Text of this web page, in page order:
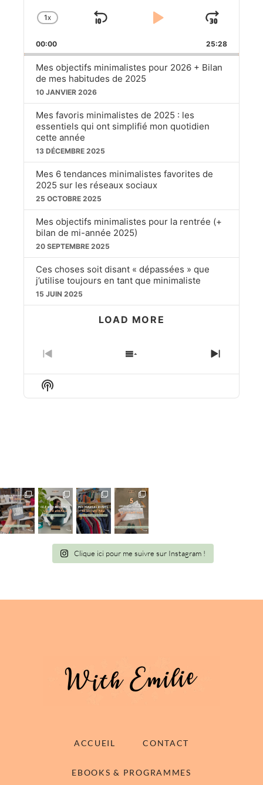
CHANGE
RATE
1X
SKIP
BACKWARD
PLAY
PAUSE
00:00 25:28
Mes objectifs minimalistes pour 2026 + Bilan
de mes habitudes de 2025
10 JANVIER 2026
Mes favoris minimalistes de 2025 : les
essentiels qui ont simplifié mon quotidien
cette année
13 DÉCEMBRE 2025
Mes 6 tendances minimalistes favorites de
2025 sur les réseaux sociaux
25 OCTOBRE 2025
Mes objectifs minimalistes pour la rentrée (+
bilan de mi-année 2025)
20 SEPTEMBRE 2025
Ces choses soit disant « dépassées » que
j’utilise toujours en tant que minimaliste
15 JUIN 2025
LOAD MORE
PREVIOUS
EPISODE
SHOW
EPISODES
NEXT
Show
Podcast
Clique ici pour me suivre sur Instagram !
ACCUEIL CONTACT
EBOOKS & PROGRAMMES